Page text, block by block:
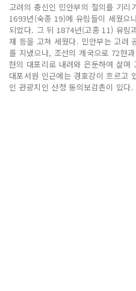
고려의 충신인 민안부의 절의를 기
1693년(숙종 19)에 유림들이 세웠으
되었다. 그 뒤 1874년(고종 11) 유림
재 등을 고쳐 세웠다. 민안부는 고려
를 지냈으나, 조선의 개국으로 72현
현의 대포리로 내려와 은둔하여 살며
대포서원 인근에는 경호강이 흐르고
인 관광지인 산청 동의보감촌이 있다.